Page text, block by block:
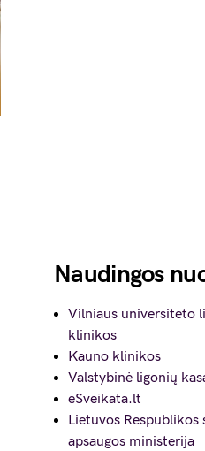
Naudingos
Vilniaus universiteto
klinikos
Kauno klinikos
Valstybinė ligonių
eSveikata.lt
Lietuvos Respublikos
apsaugos ministerija